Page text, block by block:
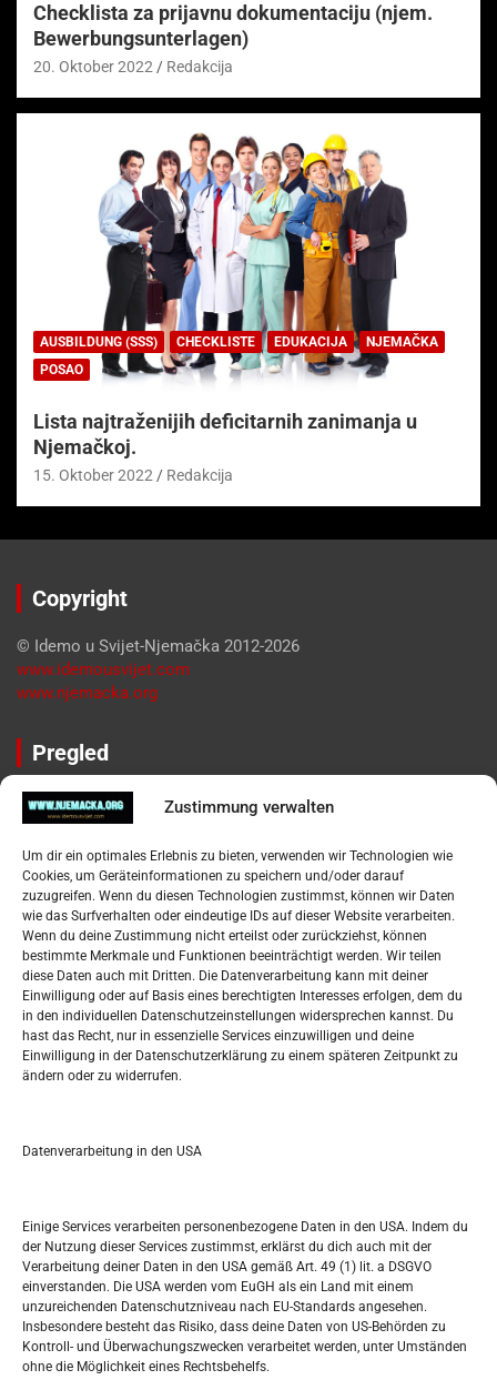
Zustimmung verwalten
Um dir ein optimales Erlebnis zu bieten, verwenden wir Technologien wie
Cookies, um Geräteinformationen zu speichern und/oder darauf
zuzugreifen. Wenn du diesen Technologien zustimmst, können wir Daten
wie das Surfverhalten oder eindeutige IDs auf dieser Website verarbeiten.
Wenn du deine Zustimmung nicht erteilst oder zurückziehst, können
bestimmte Merkmale und Funktionen beeinträchtigt werden. Wir teilen
diese Daten auch mit Dritten. Die Datenverarbeitung kann mit deiner
Einwilligung oder auf Basis eines berechtigten Interesses erfolgen, dem du
in den individuellen Datenschutzeinstellungen widersprechen kannst. Du
hast das Recht, nur in essenzielle Services einzuwilligen und deine
Einwilligung in der Datenschutzerklärung zu einem späteren Zeitpunkt zu
ändern oder zu widerrufen.
Datenverarbeitung in den USA
Einige Services verarbeiten personenbezogene Daten in den USA. Indem du
der Nutzung dieser Services zustimmst, erklärst du dich auch mit der
Verarbeitung deiner Daten in den USA gemäß Art. 49 (1) lit. a DSGVO
einverstanden. Die USA werden vom EuGH als ein Land mit einem
unzureichenden Datenschutzniveau nach EU-Standards angesehen.
Insbesondere besteht das Risiko, dass deine Daten von US-Behörden zu
Kontroll- und Überwachungszwecken verarbeitet werden, unter Umständen
ohne die Möglichkeit eines Rechtsbehelfs.
Checklista za prijavnu dokumentaciju (njem.
Bewerbungsunterlagen)
20. Oktober 2022 Redakcija
AUSBILDUNG (SSS) CHECKLISTE EDUKACIJA
NJEMAČKA
POSAO
Lista najtraženijih deficitarnih zanimanja u
Njemačkoj.
15. Oktober 2022 Redakcija
Copyright
© Idemo u Svijet-Njemačka 2012-2026
www.idemousvijet.com
www.njemacka.org
Pregled
Impressum
Datenschutzerklärung
Widerufsbelehrung
Oglašavanje / Postavite svoj oglas
Tko je “Idemo u Svijet – Njemačka?
Pretražite stranicu:
S
e
a
h
M D M D F S S
1
3 4 5 6 7 8
10 11 12 13 14 15 16